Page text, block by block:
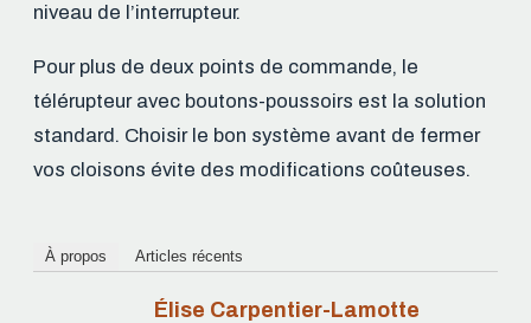
niveau de l’interrupteur.
Pour plus de deux points de commande, le
télérupteur avec boutons-poussoirs est la solution
standard. Choisir le bon système avant de fermer
vos cloisons évite des modifications coûteuses.
À propos Articles récents
Élise Carpentier-Lamotte